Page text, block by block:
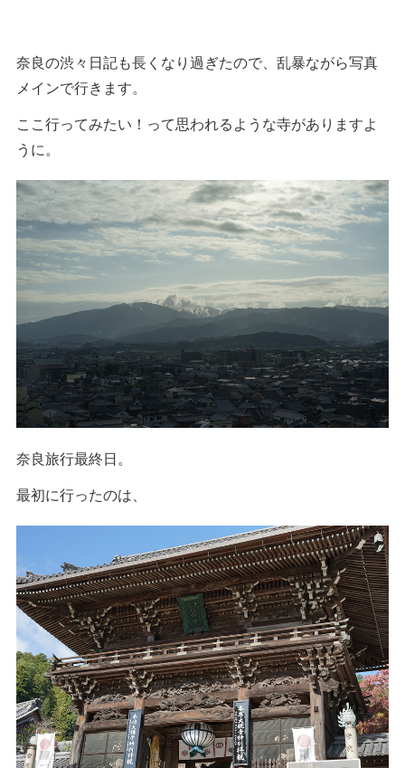
奈良の渋々日記も長くなり過ぎたので、乱暴ながら写真
メインで行きます。
ここ行ってみたい！って思われるような寺がありますよ
うに。
奈良旅行最終日。
最初に行ったのは、